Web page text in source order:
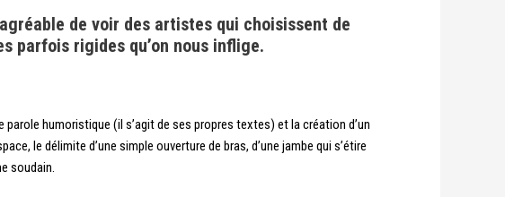
de voir des artistes qui choisissent de
parfois rigides qu’on nous inflige.
humoristique (il s’agit de ses propres textes) et la création d’un
le délimite d’une simple ouverture de bras, d’une jambe qui s’étire
soudain.